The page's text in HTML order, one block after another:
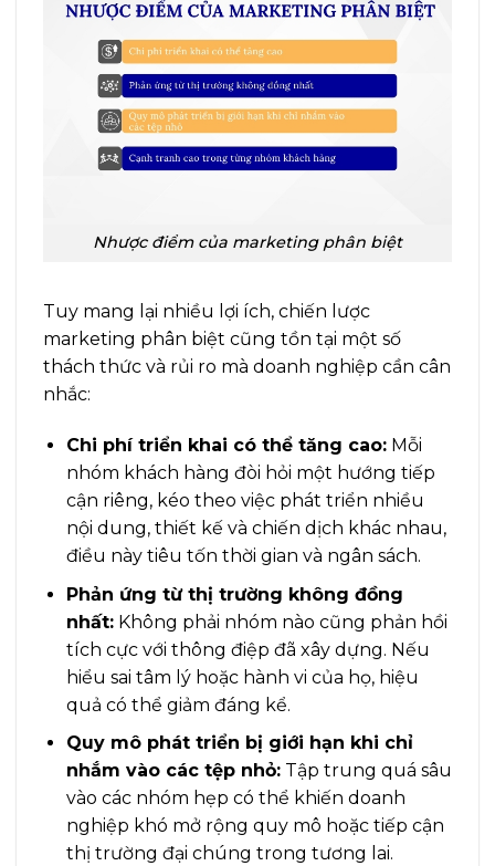
Nhược điểm của marketing phân biệt
Tuy mang lại nhiều lợi ích, chiến lược
marketing phân biệt cũng tồn tại một số
thách thức và rủi ro mà doanh nghiệp cần cân
nhắc:
Chi phí triển khai có thể tăng cao:Mỗi
nhóm khách hàng đòi hỏi một hướng tiếp
cận riêng, kéo theo việc phát triển nhiều
nội dung, thiết kế và chiến dịch khác nhau,
điều này tiêu tốn thời gian và ngân sách.
Phản ứng từ thị trường không đồng
nhất:Không phải nhóm nào cũng phản hồi
tích cực với thông điệp đã xây dựng. Nếu
hiểu sai tâm lý hoặc hành vi của họ, hiệu
quả có thể giảm đáng kể.
Quy mô phát triển bị giới hạn khi chỉ
nhắm vào các tệp nhỏ:Tập trung quá sâu
vào các nhóm hẹp có thể khiến doanh
nghiệp khó mở rộng quy mô hoặc tiếp cận
thị trường đại chúng trong tương lai.